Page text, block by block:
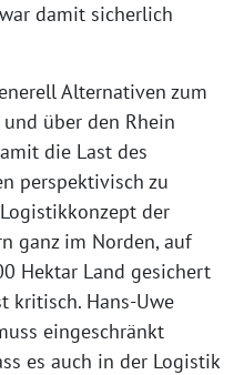
damit sicherlich
Alternativen zum
über den Rhein
die Last des
perspektivisch zu
der
ganz im Norden, auf
Hektar Land gesichert
kritisch. Hans-Uwe
eingeschränkt
es auch in der Logistik